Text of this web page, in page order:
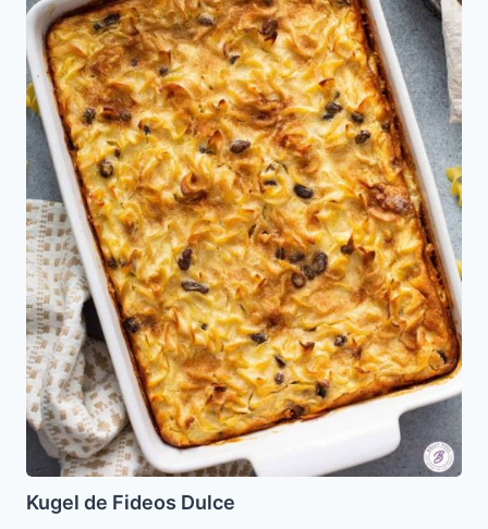
Kugel de Fideos Dulce